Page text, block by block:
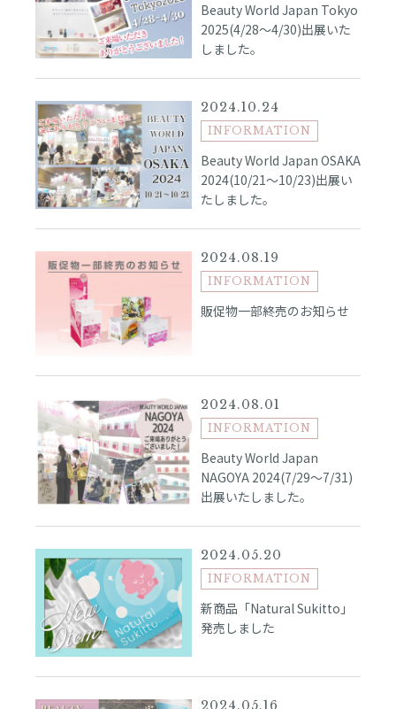
Beauty World Japan Tokyo
2025(4/28～4/30)出展いた
しました。
2024.10.24
INFORMATION
Beauty World Japan OSAKA
2024(10/21～10/23)出展い
たしました。
2024.08.19
INFORMATION
販促物一部終売のお知らせ
2024.08.01
INFORMATION
Beauty World Japan
NAGOYA 2024(7/29～7/31)
出展いたしました。
2024.05.20
INFORMATION
新商品「Natural Sukitto」
発売しました
2024.05.16